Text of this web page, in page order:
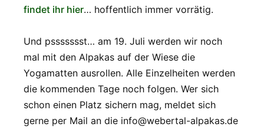
findet ihr hier… hoffentlich immer vorrätig.
Und pssssssst… am 19. Juli werden wir noch
mal mit den Alpakas auf der Wiese die
Yogamatten ausrollen. Alle Einzelheiten werden
die kommenden Tage noch folgen. Wer sich
schon einen Platz sichern mag, meldet sich
gerne per Mail an die info@webertal-alpakas.de